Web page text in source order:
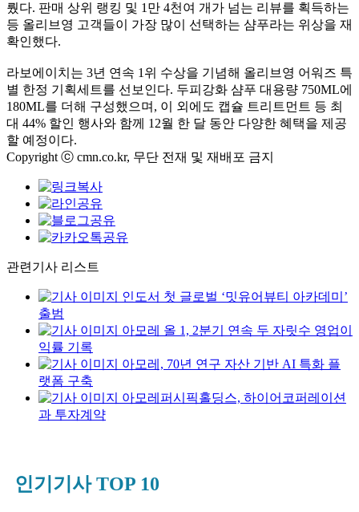
뤘다. 판매 상위 랭킹 및 1만 4천여 개가 넘는 리뷰를 획득하는
등 올리브영 고객들이 가장 많이 선택하는 샴푸라는 위상을 재
확인했다.
라보에이치는 3년 연속 1위 수상을 기념해 올리브영 어워즈 특
별 한정 기획세트를 선보인다. 두피강화 샴푸 대용량 750ML에
180ML를 더해 구성했으며, 이 외에도 캡슐 트리트먼트 등 최
대 44% 할인 행사와 함께 12월 한 달 동안 다양한 혜택을 제공
할 예정이다.
Copyright ⓒ cmn.co.kr, 무단 전재 및 재배포 금지
관련기사 리스트
인도서 첫 글로벌 ‘밋유어뷰티 아카데미’
출범
아모레 올 1, 2분기 연속 두 자릿수 영업이
익률 기록
아모레, 70년 연구 자산 기반 AI 특화 플
랫폼 구축
아모레퍼시픽홀딩스, 하이어코퍼레이션
과 투자계약
인기기사 TOP 10